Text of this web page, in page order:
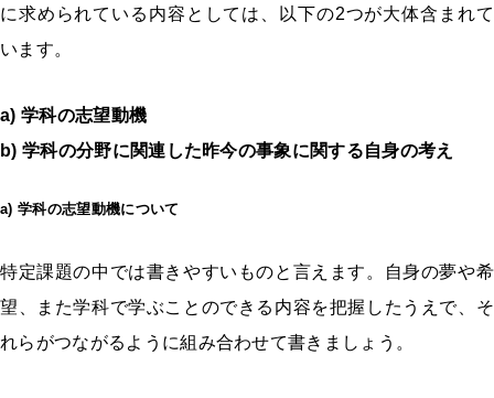
に求められている内容としては、以下の2つが大体含まれて
います。
a) 学科の志望動機
b) 学科の分野に関連した昨今の事象に関する自身の考え
a) 学科の志望動機について
特定課題の中では書きやすいものと言えます。自身の夢や希
望、また学科で学ぶことのできる内容を把握したうえで、そ
れらがつながるように組み合わせて書きましょう。